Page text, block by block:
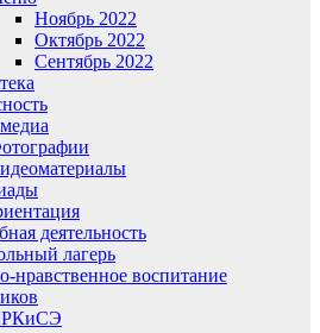
Ноябрь 2022
Октябрь 2022
Сентябрь 2022
деятельность
лагерь
нравственное воспитание